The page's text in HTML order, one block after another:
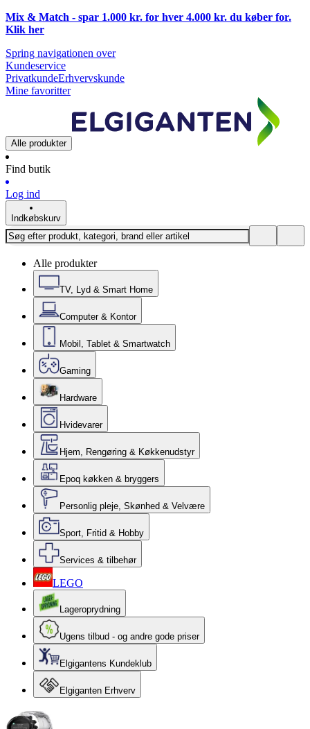
Mix & Match - spar 1.000 kr. for hver 4.000 kr. du køber for.
Klik her
Spring navigationen over
Kundeservice
PrivatkundeErhvervskunde
Mine favoritter
Alle produkter
Find butik
Log ind
Indkøbskurv
Alle produkter
TV, Lyd & Smart Home
Computer & Kontor
Mobil, Tablet & Smartwatch
Gaming
Hardware
Hvidevarer
Hjem, Rengøring & Køkkenudstyr
Epoq køkken & bryggers
Personlig pleje, Skønhed & Velvære
Sport, Fritid & Hobby
Services & tilbehør
LEGO
Lageroprydning
Ugens tilbud - og andre gode priser
Elgigantens Kundeklub
Elgiganten Erhverv